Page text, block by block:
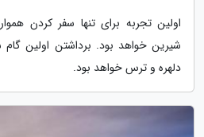
اولین تجربه برای تنها سفر کردن
شیرین خواهد بود. برداشتن اولین گام
دلهره و ترس خواهد بود.